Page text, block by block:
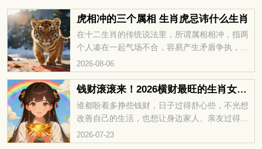
虎相冲的三个属相 生肖虎忌讳什么生肖
在十二生肖的传统说法里，所谓属相相冲，指两
个人凑在一起气场不合，容易产生矛盾争执，或
多或少会对彼此的运势发展带来阻碍。很多属虎
的朋友都很好奇，和老虎相冲的三个属相分别是
哪些？接下来咱们就详细说一说。
2026-08-06
钱财滚滚来！2026横财最旺的生肖女盘点
谁都盼着多挣些钱财，日子过得舒心些，不光想
改善自己的生活，也想让身边家人、亲友过得更
好。人人都在努力追逐财富，期待手头越来越宽
裕。那2026年，哪些生肖女财运旺盛，钱财源源
2026-07-23